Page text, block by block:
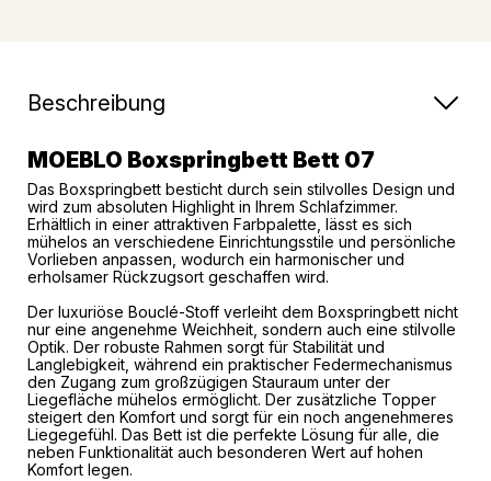
Beschreibung
MOEBLO Boxspringbett Bett 07
Das Boxspringbett besticht durch sein stilvolles Design und
wird zum absoluten Highlight in Ihrem Schlafzimmer.
Erhältlich in einer attraktiven Farbpalette, lässt es sich
mühelos an verschiedene Einrichtungsstile und persönliche
Vorlieben anpassen, wodurch ein harmonischer und
erholsamer Rückzugsort geschaffen wird.
Der luxuriöse Bouclé-Stoff verleiht dem Boxspringbett nicht
nur eine angenehme Weichheit, sondern auch eine stilvolle
Optik. Der robuste Rahmen sorgt für Stabilität und
Langlebigkeit, während ein praktischer Federmechanismus
den Zugang zum großzügigen Stauraum unter der
Liegefläche mühelos ermöglicht. Der zusätzliche Topper
steigert den Komfort und sorgt für ein noch angenehmeres
Liegegefühl. Das Bett ist die perfekte Lösung für alle, die
neben Funktionalität auch besonderen Wert auf hohen
Komfort legen.